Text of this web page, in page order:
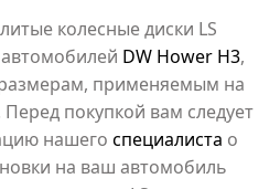
колесные диски LS
DW Hower H3,
применяемым на
покупкой вам следует
нашего специалиста о
на ваш автомобиль